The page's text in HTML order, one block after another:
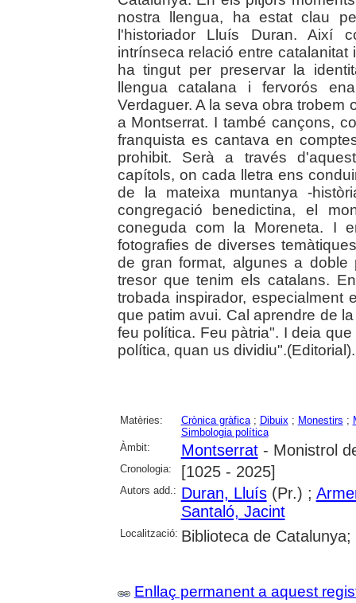
nostra llengua, ha estat clau
l'historiador Lluís Duran. Així
intrínseca relació entre
ha tingut per preservar la
llengua catalana i fervorós
Verdaguer. A la seva obra trobem
a Montserrat. I també cançons,
franquista es cantava en
prohibit. Serà a través
capítols, on cada lletra ens
de la mateixa muntanya -
congregació benedictina, el
coneguda com la Moreneta. I
fotografies de diverses
de gran format, algunes a
tresor que tenim els catalans.
trobada inspirador, especialment
que patim avui. Cal aprendre de
feu política. Feu pàtria". I deia
política, quan us dividiu".(Editorial).
Matèries: Crònica gràfica; Dibuix ; Monestirs ;
Simbologia política
Àmbit:
Montserrat- Monistrol
Cronologia: [1025 - 2025]
Autors add.: Duran, Lluís(Pr.) ;
Santaló, Jacint
Localització: Biblioteca de
Enllaç permanent a aquest